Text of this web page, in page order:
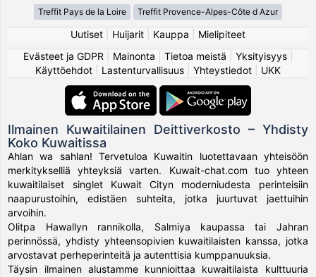
Treffit Pays de la Loire Treffit Provence-Alpes-Côte d Azur
Uutiset Huijarit Kauppa
Mielipiteet
Evästeet ja GDPR
Mainonta Tietoa meistä Yksityisyys|
Käyttöehdot
Lastenturvallisuus Yhteystiedot UKK
Ilmainen Kuwaitilainen Deittiverkosto – Yhdisty
Koko Kuwaitissa
Ahlan wa sahlan! Tervetuloa Kuwaitin luotettavaan yhteisöön
merkitykselliä yhteyksiä varten. Kuwait-chat.com tuo yhteen
kuwaitilaiset singlet Kuwait Cityn moderniudesta perinteisiin
naapurustoihin, edistäen suhteita, jotka juurtuvat jaettuihin
arvoihin.
Olitpa Hawallyn rannikolla, Salmiya kaupassa tai Jahran
perinnössä, yhdisty yhteensopivien kuwaitilaisten kanssa, jotka
arvostavat perheperinteitä ja autenttisia kumppanuuksia.
Täysin ilmainen alustamme kunnioittaa kuwaitilaista kulttuuria